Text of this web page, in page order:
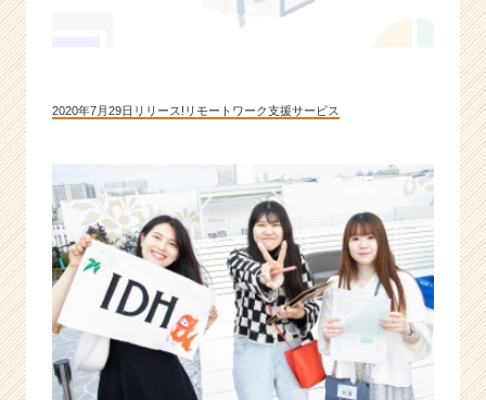
2020年7月29日リリース!リモートワーク支援サービス